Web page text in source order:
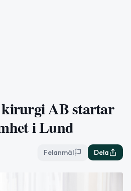
AB startar
i Lund
Felanmäl Dela